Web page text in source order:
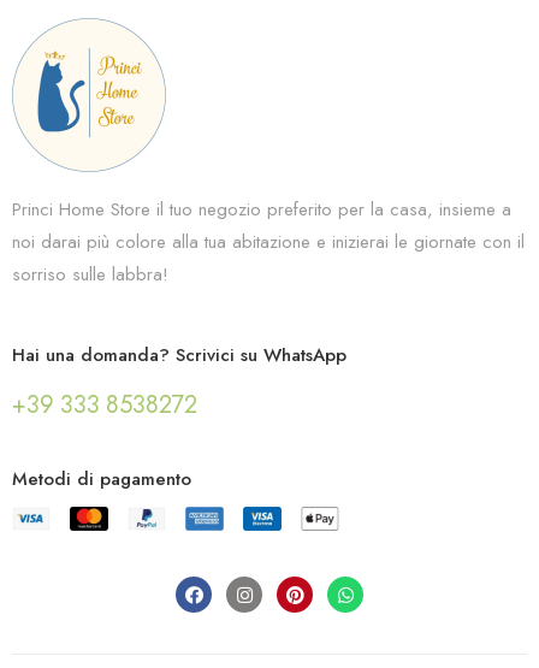
Princi Home Store il tuo negozio preferito per la casa, insieme a
noi darai più colore alla tua abitazione e inizierai le giornate con il
sorriso sulle labbra!
Hai una domanda? Scrivici su WhatsApp
+39 333 8538272
Metodi di pagamento